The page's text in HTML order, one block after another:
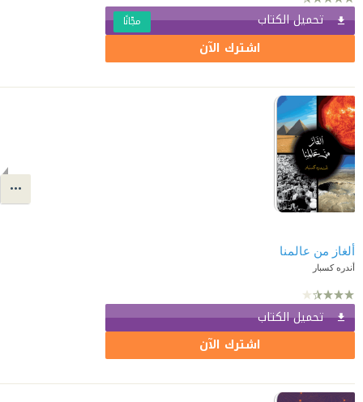
تحميل الكتاب مجّانًا
اشترك الآن
ألغاز من عالمنا
أندره كسبار
تحميل الكتاب
اشترك الآن